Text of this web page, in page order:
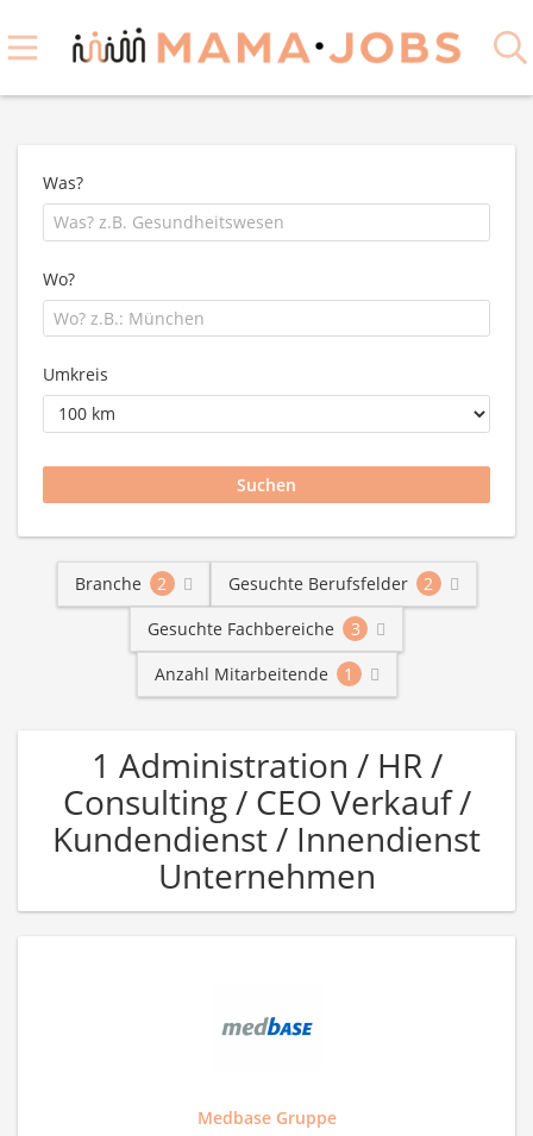
Was?
Wo?
Umkreis
Branche 2 Gesuchte Berufsfelder
2
Gesuchte Fachbereiche
3
Anzahl Mitarbeitende
1
1 Administration / HR /
Consulting / CEO Verkauf /
Kundendienst / Innendienst
Unternehmen
Medbase Gruppe